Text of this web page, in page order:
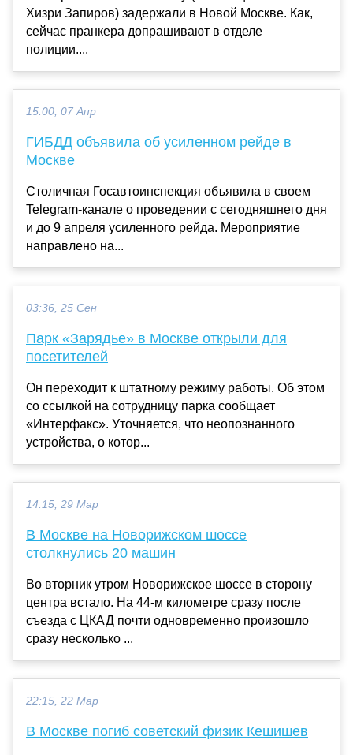
Хизри Запиров) задержали в Новой Москве. Как,
сейчас пранкера допрашивают в отделе
полиции....
15:00, 07 Апр
ГИБДД объявила об усиленном рейде в
Москве
Столичная Госавтоинспекция объявила в своем
Telegram-канале о проведении с сегодняшнего дня
и до 9 апреля усиленного рейда. Мероприятие
направлено на...
03:36, 25 Сен
Парк «Зарядье» в Москве открыли для
посетителей
Он переходит к штатному режиму работы. Об этом
со ссылкой на сотрудницу парка сообщает
«Интерфакс». Уточняется, что неопознанного
устройства, о котор...
14:15, 29 Мар
В Москве на Новорижском шоссе
столкнулись 20 машин
Во вторник утром Новорижское шоссе в сторону
центра встало. На 44-м километре сразу после
съезда с ЦКАД почти одновременно произошло
сразу несколько ...
22:15, 22 Мар
В Москве погиб советский физик Кешишев